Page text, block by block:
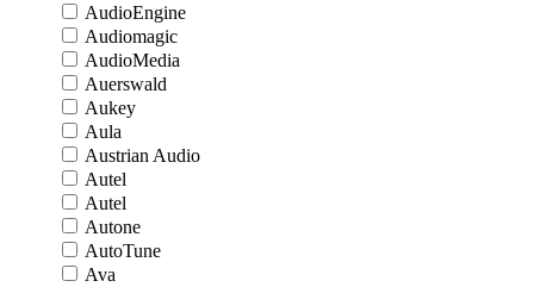
AudioEngine
Audiomagic
AudioMedia
Auerswald
Aukey
Aula
Austrian Audio
Autel
Autel
Autone
AutoTune
Ava